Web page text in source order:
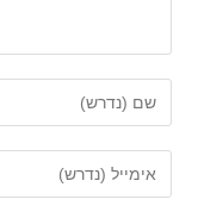
את
השם
שלך
את